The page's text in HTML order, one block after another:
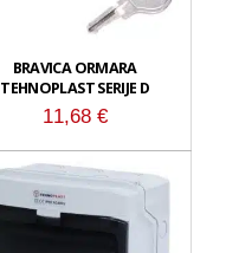
BRAVICA ORMARA
TEHNOPLAST SERIJE D
11,68€